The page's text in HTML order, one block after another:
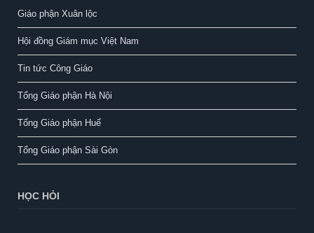
Giáo phận Xuân lộc
Hội đồng Giám mục Việt Nam
Tin tức Công Giáo
Tổng Giáo phận Hà Nội
Tổng Giáo phận Huế
Tổng Giáo phận Sài Gòn
HỌC HỎI